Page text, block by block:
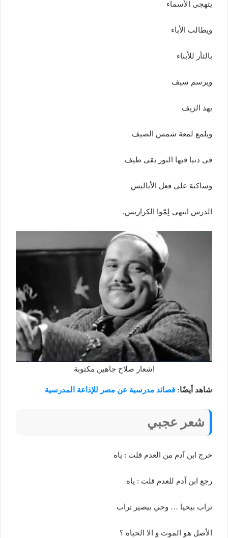
يتهجى الأسماء
ويطالب الأباء
بالثأر للأبناء
ويرسم سيف
يهد الزيف
ويلمع لمعة شمس الصيف
فى دنيا فيها النور بقى طيف
وساكتة على فعل الأباليس
الدرس انتهى لِمّوا الكراريس.
اشعار صلاح جاهين مكتوبة
شاهد أيضًا: قصائد مدرسية عن مصر للإذاعة المدرسية
شعر عجبي
خرج ابن آدم من العدم قلت : ياه
رجع ابن آدم للعدم قلت : ياه
تراب بيحيا … وحي بيصير تراب
الأصل هو الموت و الا الحياه ؟